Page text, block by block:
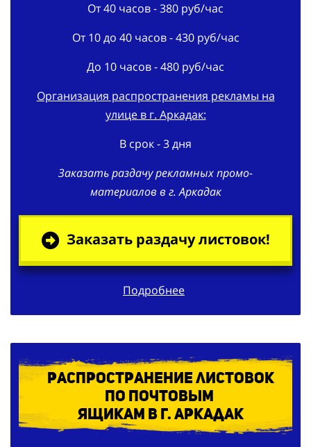
От 40 часов - 380 руб/час
От 10 до 40 часов - 430 руб/час
До 10 часов - 480 руб/час
Организация распространения рекламы на
улице в г. Аркадак:
В срок - 3 дня
Заказать раздачу рекламных промо-
материалов в г. Аркадак
Заказать раздачу листовок!
Подробнее
Распространение листовок
по почтовым
ящикам в г. Аркадак